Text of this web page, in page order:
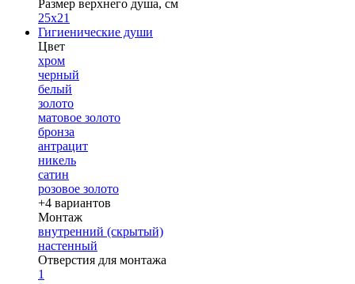
Размер верхнего душа, см
25х21
Гигиенические души
Цвет
хром
черный
белый
золото
матовое золото
бронза
антрацит
никель
сатин
розовое золото
+4 вариантов
Монтаж
внутренний (скрытый)
настенный
Отверстия для монтажа
1